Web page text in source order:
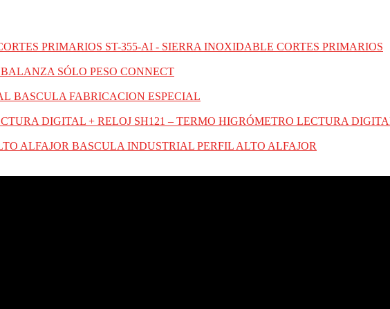
ST-355-AI - SIERRA INOXIDABLE CORTES PRIMARIOS
BALANZA SÓLO PESO CONNECT
BASCULA FABRICACION ESPECIAL
SH121 – TERMO HIGRÓMETRO LECTURA
BASCULA INDUSTRIAL PERFIL ALTO ALFAJOR